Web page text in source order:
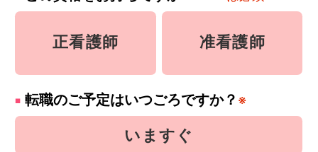
正看護師 准看護師
転職のご予定はいつごろですか？ ※
いますぐ